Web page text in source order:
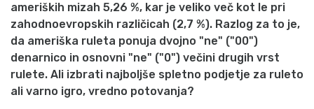
ameriških mizah 5,26 %, kar je veliko več kot le pri
zahodnoevropskih različicah (2,7 %). Razlog za to je,
da ameriška ruleta ponuja dvojno "ne" ("00")
denarnico in osnovni "ne" ("0") večini drugih vrst
rulete. Ali izbrati najboljše spletno podjetje za ruleto
ali varno igro, vredno potovanja?